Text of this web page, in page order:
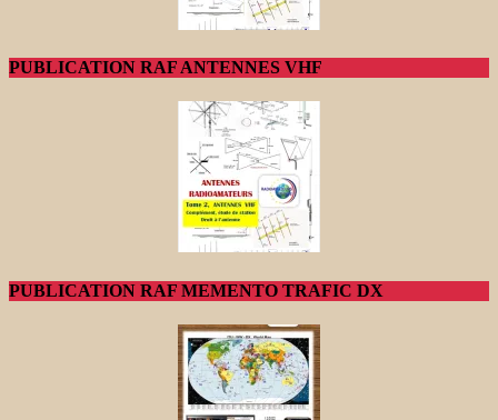
PUBLICATION RAF ANTENNES VHF
PUBLICATION RAF MEMENTO TRAFIC DX